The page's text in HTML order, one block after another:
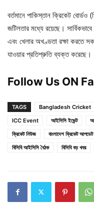
বর্তমানে পাকিস্তান ক্রিকেট বোর্ডও
জটিলতার মধ্যে রয়েছে।
এবং খেলার অখণ্ডতা রক্ষা করতে
যাওয়ার প্রতিশ্রুতি ব্যক্ত করেছে।
Follow Us ON
TAGS Bangladesh Cricket
ICC Event
আইসিসি ইভেন্ট
ক্রিকেট নিউজ
বাংলাদেশ ক্রিকেট আপডেট
বিসিবি আইসিসি বৈঠক
বিসিবি বড় খবর